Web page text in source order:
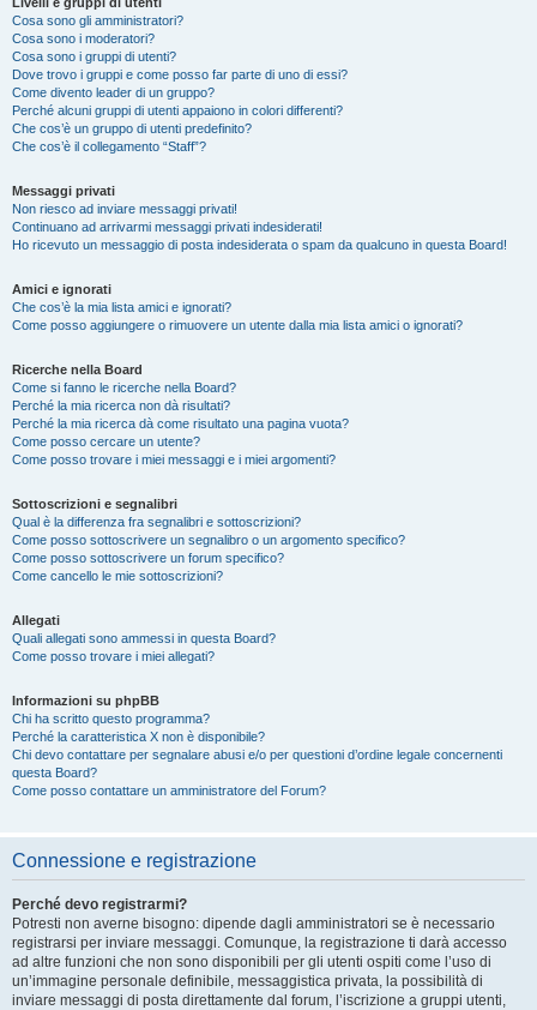
Cosa sono gli amministratori?
Cosa sono i moderatori?
Cosa sono i gruppi di utenti?
Dove trovo i gruppi e come posso far parte di uno di essi?
Come divento leader di un gruppo?
Perché alcuni gruppi di utenti appaiono in colori differenti?
Che cos’è un gruppo di utenti predefinito?
Che cos’è il collegamento “Staff”?
Messaggi privati
Non riesco ad inviare messaggi privati!
Continuano ad arrivarmi messaggi privati indesiderati!
Ho ricevuto un messaggio di posta indesiderata o spam da qualcuno in questa Board!
Amici e ignorati
Che cos’è la mia lista amici e ignorati?
Come posso aggiungere o rimuovere un utente dalla mia lista amici o ignorati?
Ricerche nella Board
Come si fanno le ricerche nella Board?
Perché la mia ricerca non dà risultati?
Perché la mia ricerca dà come risultato una pagina vuota?
Come posso cercare un utente?
Come posso trovare i miei messaggi e i miei argomenti?
Sottoscrizioni e segnalibri
Qual è la differenza fra segnalibri e sottoscrizioni?
Come posso sottoscrivere un segnalibro o un argomento specifico?
Come posso sottoscrivere un forum specifico?
Come cancello le mie sottoscrizioni?
Allegati
Quali allegati sono ammessi in questa Board?
Come posso trovare i miei allegati?
Informazioni su phpBB
Chi ha scritto questo programma?
Perché la caratteristica X non è disponibile?
Chi devo contattare per segnalare abusi e/o per questioni d’ordine legale concernenti
questa Board?
Come posso contattare un amministratore del Forum?
Connessione e registrazione
Perché devo registrarmi?
Potresti non averne bisogno: dipende dagli amministratori se è necessario
registrarsi per inviare messaggi. Comunque, la registrazione ti darà accesso
ad altre funzioni che non sono disponibili per gli utenti ospiti come l’uso di
un’immagine personale definibile, messaggistica privata, la possibilità di
inviare messaggi di posta direttamente dal forum, l’iscrizione a gruppi utenti,